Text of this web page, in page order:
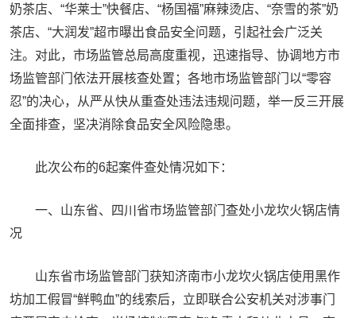
奶茶店、“华莱士”快餐店、“杨国福”麻辣烫店、“奈雪的茶”奶
茶店、“大润发”超市曝出食品安全问题，引起社会广泛关
注。对此，市场监管总局高度重视，迅速指导、协调地方市
场监管部门依法开展核查处置；各地市场监管部门以“零容
忍”的决心，从严从快从重查处违法违规问题，举一反三开展
全面排查，坚决消除食品安全风险隐患。
此次公布的6起案件查处情况如下：
一、山东省、四川省市场监管部门查处小龙坎火锅店情
况
山东省市场监管部门获知济南市小龙坎火锅店使用黑作
坊加工假冒“鲜鸭血”的线索后，立即联合公安机关对涉事门